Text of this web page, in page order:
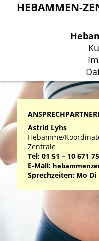
HEBAMMEN-
HEBAMMEN-
Astrid Lyhs
Hebamme/
Zentrale
Tel: 01 51 – 10 671
E-Mail:
Sprechzeiten: Mo Di